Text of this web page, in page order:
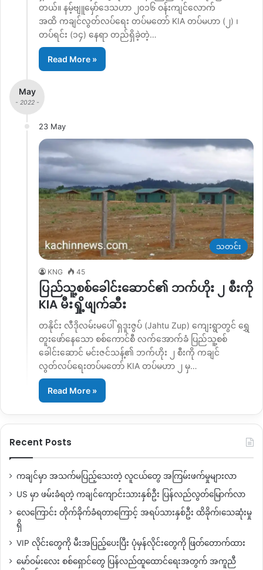
တယ်။ နမ့်ဗျူမှော်ဒေသဟာ ၂၀၁၆ ဝန်းကျင်လောက်
အထိ ကချင်လွတ်လပ်ရေး တပ်မတော် KIA တပ်မဟာ (၂) ၊
တပ်ရင်း (၁၄) နေရာ တည်ရှိခဲ့တဲ့…
Read More »
May
- 2022 -
23 May
သတင်း
KNG 45
ပြည်သူ့စစ်ခေါင်းဆောင်၏ ဘက်ဟိုး ၂ စီးကို
KIA မီးရှို့ဖျက်ဆီး
တနိုင်း လီဒိုလမ်းမပေါ် ရှဒူးဇွပ် (Jahtu Zup) ကျေးရွာတွင် ရွှေ
တူးဖော်နေသော စစ်ကောင်စီ လက်အောက်ခံ ပြည်သူ့စစ်
ခေါင်းဆောင် မင်းဇင်သန့်၏ ဘက်ဟိုး ၂ စီးကို ကချင်
လွတ်လပ်ရေးတပ်မတော် KIA တပ်မဟာ ၂ မှ…
Read More »
Recent Posts
ကချင်မှာ အသက်မပြည့်သေးတဲ့ လူငယ်တွေ အကြမ်းဖက်မှုများလာ
US မှာ ဖမ်းခံရတဲ့ ကချင်ကျောင်းသားနှစ်ဦး ပြန်လည်လွတ်မြောက်လာ
လေကြောင်း တိုက်ခိုက်ခံရတာကြောင့် အရပ်သားနှစ်ဦး ထိခိုက်၊သေဆုံးမှု
ရှိ
VIP လိုင်းတွေကို မီးအပြည့်ပေးပြီး ပုံမှန်လိုင်းတွေကို ဖြတ်တောက်ထား
မော်ဝမ်းလေး စစ်ရှောင်တွေ ပြန်လည်ထူထောင်ရေးအတွက် အကူညီ